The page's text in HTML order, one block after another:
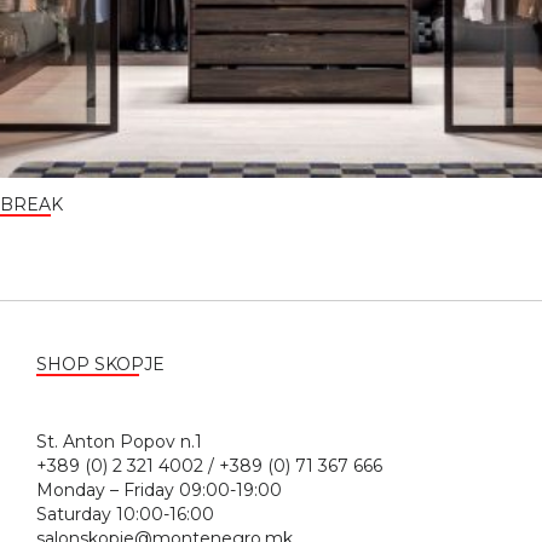
BREAK
SHOP SKOPJE
St. Anton Popov n.1
+389 (0) 2 321 4002 / +389 (0) 71 367 666
Monday – Friday 09:00-19:00
Saturday 10:00-16:00